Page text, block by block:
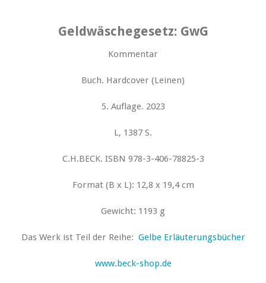
Geldwäschegesetz: GwG
Kommentar
Buch. Hardcover (Leinen)
5. Auflage. 2023
L, 1387 S.
C.H.BECK. ISBN 978-3-406-78825-3
Format (B x L): 12,8 x 19,4 cm
Gewicht: 1193 g
Das Werk ist Teil der Reihe: Gelbe Erläuterungsbücher
www.beck-shop.de